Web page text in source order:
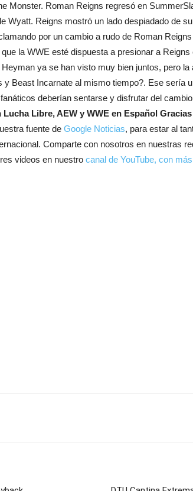
Monster. Roman Reigns regresó en
Wyatt. Reigns mostró un lado despiadado de
por un cambio a rudo de Roman
la WWE esté dispuesta a presionar a
ya se han visto muy bien juntos, pero
Beast Incarnate al mismo tiempo?. Ese sería
deberían sentarse y disfrutar del
Libre, AEW y WWE en Español
fuente de Google Noticias, para estar al
Comparte con nosotros en nuestras
videos en nuestro canal de YouTube, con